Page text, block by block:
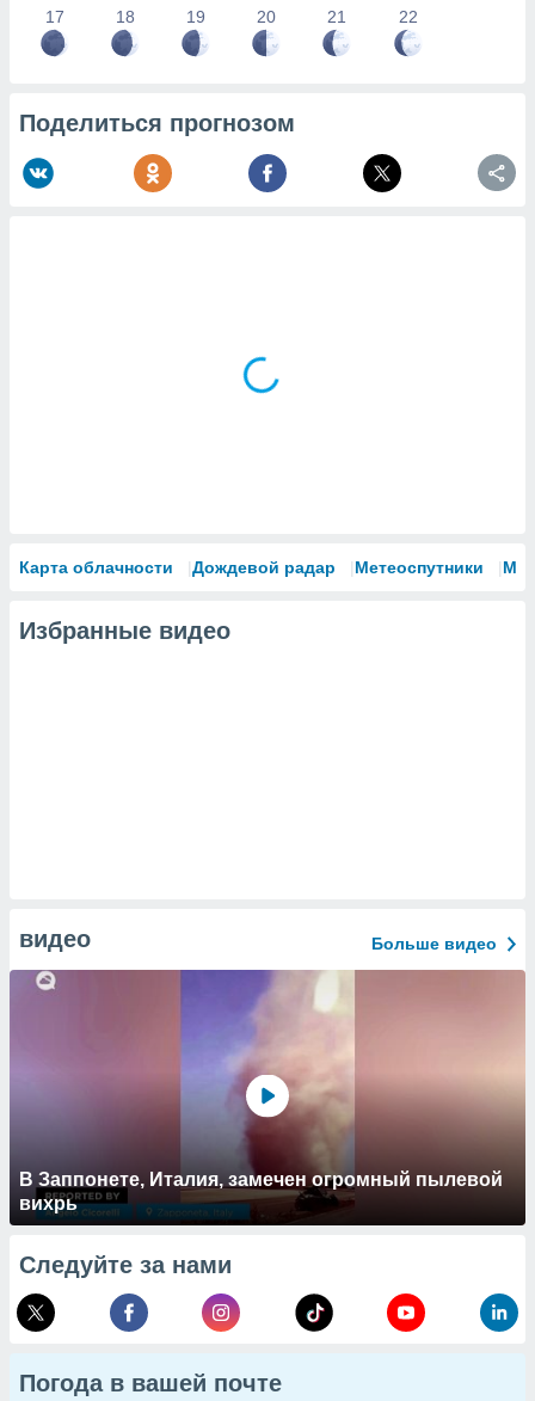
17 18 19 20 21 22
Поделиться прогнозом
Карта облачности Дождевой радар Метеоспутники
Избранные видео
видео Больше видео
В Заппонете, Италия, замечен огромный пылевой
вихрь
Следуйте за нами
Погода в вашей почте